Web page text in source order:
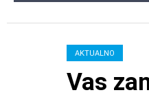
AKTUALNO
Vas